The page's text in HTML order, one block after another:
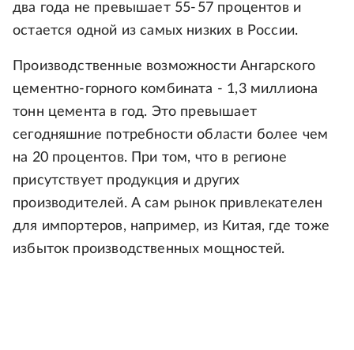
два года не превышает 55- 57 процентов и
остается одной из самых низких в России.
Производственные возможности Ангарского
цементно-горного комбината - 1,3 миллиона
тонн цемента в год. Это превышает
сегодняшние потребности области более чем
на 20 процентов. При том, что в регионе
присутствует продукция и других
производителей. А сам рынок привлекателен
для импортеров, например, из Китая, где тоже
избыток производственных мощностей.